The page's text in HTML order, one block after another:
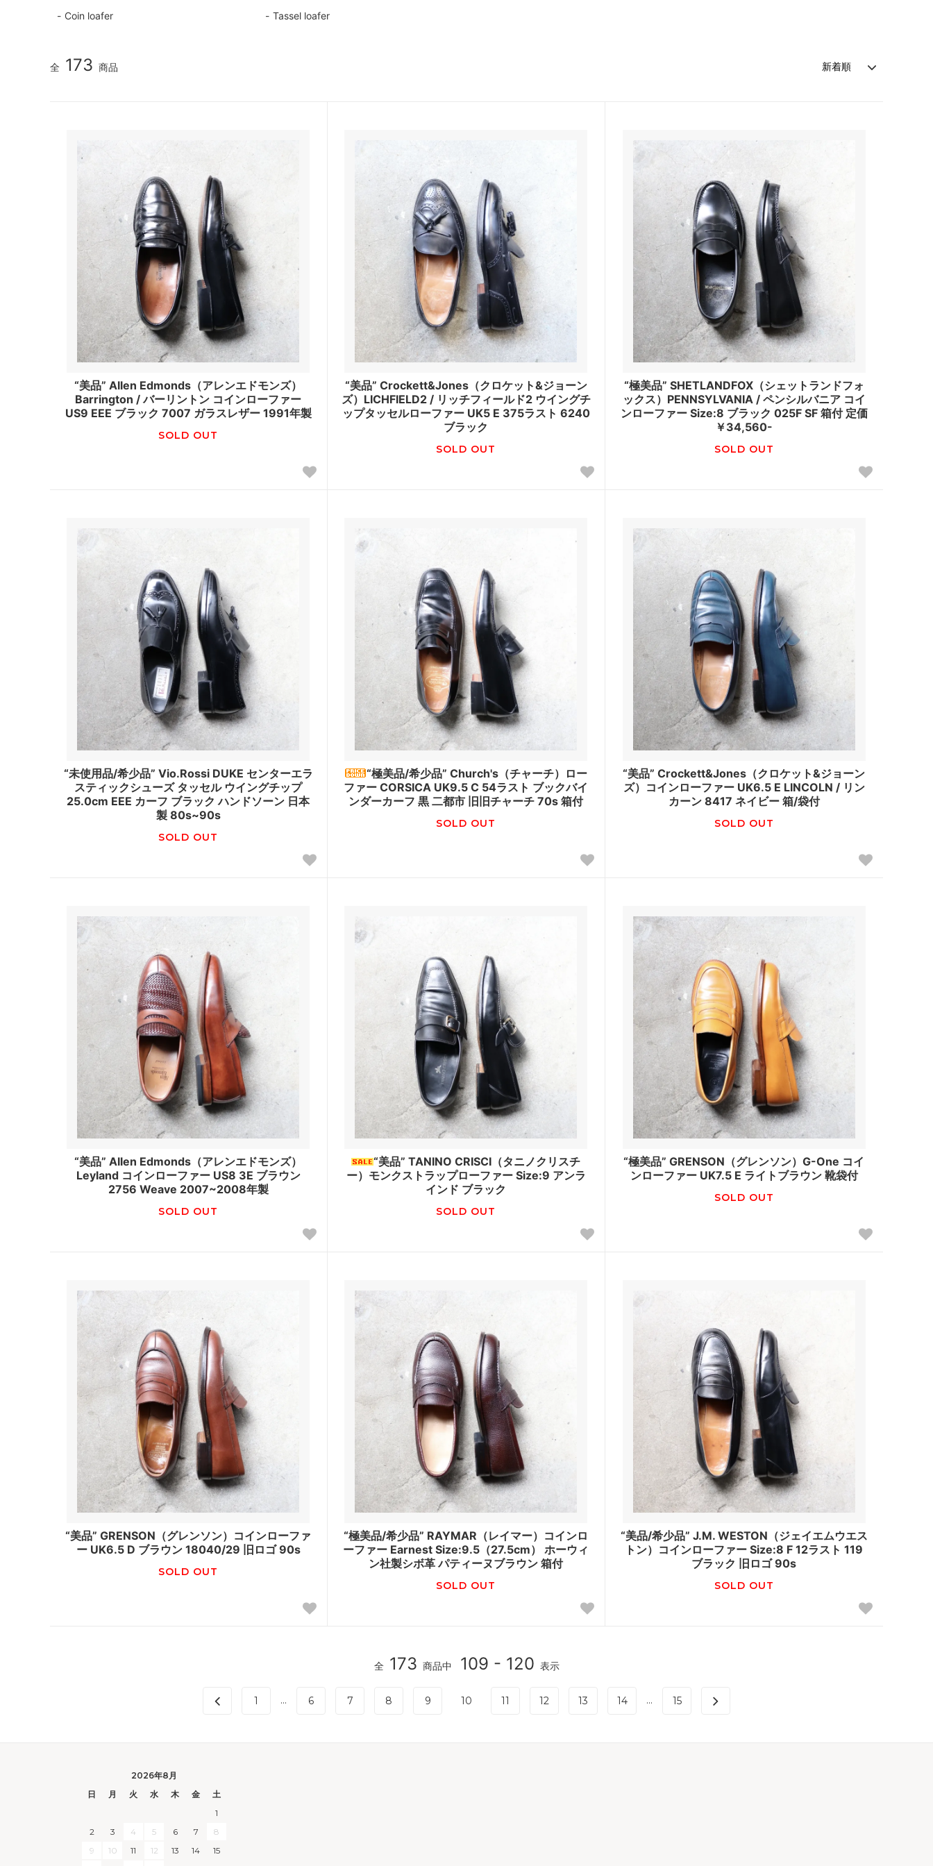
Coin loafer Tassel loafer
全 173 商品
“美品” Allen Edmonds（アレンエドモンズ）
Barrington / バーリントン コインローファー
US9 EEE ブラック 7007 ガラスレザー 1991年製
SOLD OUT
“美品” Crockett&Jones（クロケット&ジョーン
ズ）LICHFIELD2 / リッチフィールド2 ウイングチ
ップタッセルローファー UK5 E 375ラスト 6240
ブラック
SOLD OUT
“極美品” SHETLANDFOX（シェットランドフォ
ックス）PENNSYLVANIA / ペンシルバニア コイ
ンローファー Size:8 ブラック 025F SF 箱付 定価
￥34,560-
SOLD OUT
“未使用品/希少品” Vio.Rossi DUKE センターエラ
スティックシューズ タッセル ウイングチップ
25.0cm EEE カーフ ブラック ハンドソーン 日本
製 80s~90s
SOLD OUT
“極美品/希少品” Church's（チャーチ）ロー
ファー CORSICA UK9.5 C 54ラスト ブックバイ
ンダーカーフ 黒 二都市 旧旧チャーチ 70s 箱付
SOLD OUT
“美品” Crockett&Jones（クロケット&ジョーン
ズ）コインローファー UK6.5 E LINCOLN / リン
カーン 8417 ネイビー 箱/袋付
SOLD OUT
“美品” Allen Edmonds（アレンエドモンズ）
Leyland コインローファー US8 3E ブラウン
2756 Weave 2007~2008年製
SOLD OUT
“美品” TANINO CRISCI（タニノクリスチ
ー）モンクストラップローファー Size:9 アンラ
インド ブラック
SOLD OUT
“極美品” GRENSON（グレンソン）G-One コイ
ンローファー UK7.5 E ライトブラウン 靴袋付
SOLD OUT
“美品” GRENSON（グレンソン）コインローファ
ー UK6.5 D ブラウン 18040/29 旧ロゴ 90s
SOLD OUT
“極美品/希少品” RAYMAR（レイマー）コインロ
ーファー Earnest Size:9.5（27.5cm） ホーウィ
ン社製シボ革 パティーヌブラウン 箱付
SOLD OUT
“美品/希少品” J.M. WESTON（ジェイエムウエス
トン）コインローファー Size:8 F 12ラスト 119
ブラック 旧ロゴ 90s
SOLD OUT
全 173 商品中 109 - 120 表示
1 ... 6 7 8 9 10 11 12 13 14 ... 15
2026年8月
日
月 火 水 木 金
土
1
2
3 4 5 6 7
8
9
10 11 12 13 14
15